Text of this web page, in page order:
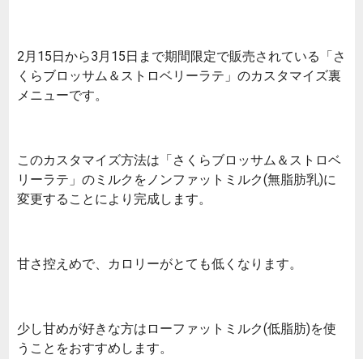
2月15日から3月15日まで期間限定で販売されている「さ
くらブロッサム＆ストロベリーラテ」のカスタマイズ裏
メニューです。
このカスタマイズ方法は「さくらブロッサム＆ストロベ
リーラテ」のミルクをノンファットミルク(無脂肪乳)に
変更することにより完成します。
甘さ控えめで、カロリーがとても低くなります。
少し甘めが好きな方はローファットミルク(低脂肪)を使
うことをおすすめします。